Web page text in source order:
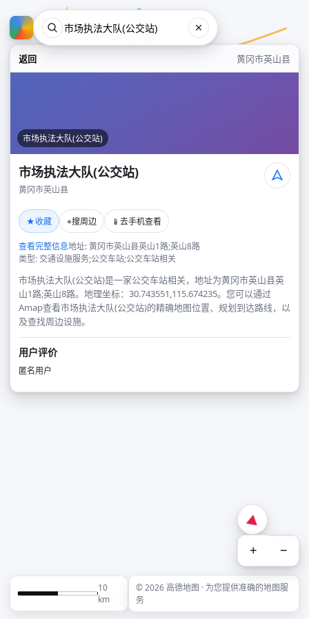
返回 黄冈市英山县
市场执法大队(公交站)
市场执法大队(公交站)
黄冈市英山县
★收藏 ⌖搜周边 📱 去手机查看
查看完整信息地址: 黄冈市英山县英山1路;英山8路
类型: 交通设施服务;公交车站;公交车站相关
市场执法大队(公交站)是一家公交车站相关，地址为黄冈市英山县英
山1路;英山8路。地理坐标：30.743551,115.674235。您可以通过
Amap查看市场执法大队(公交站)的精确地图位置、规划到达路线，以
及查找周边设施。
用户评价
匿名用户
+ −
10
km
© 2026 高德地图 · 为您提供准确的地图服
务